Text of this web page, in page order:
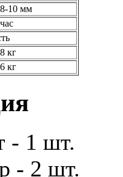
10 мм
кг
кг
- 1 шт.
- 2 шт.